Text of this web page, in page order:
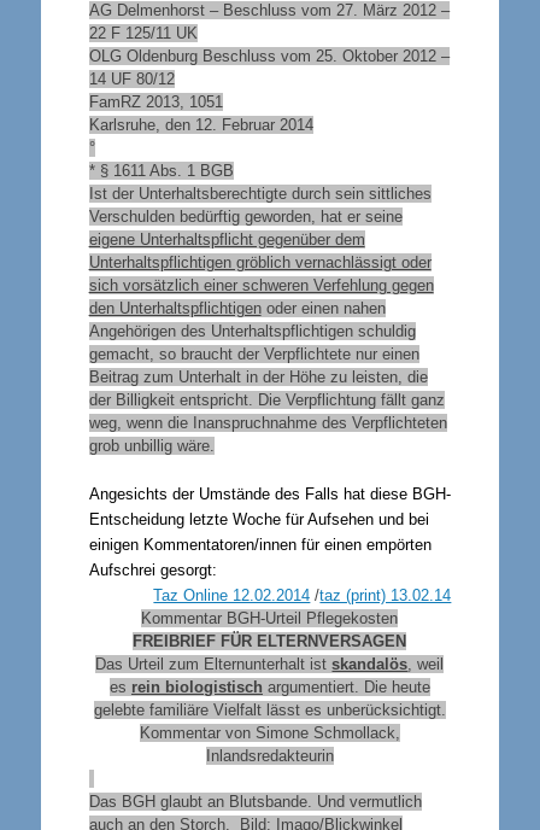
AG Delmenhorst – Beschluss vom 27. März 2012 –
22 F 125/11 UK
OLG Oldenburg Beschluss vom 25. Oktober 2012 –
14 UF 80/12
FamRZ 2013, 1051
Karlsruhe, den 12. Februar 2014
°
* § 1611 Abs. 1 BGB
Ist der Unterhaltsberechtigte durch sein sittliches
Verschulden bedürftig geworden, hat er seine
eigene Unterhaltspflicht gegenüber dem
Unterhaltspflichtigen gröblich vernachlässigt oder
sich vorsätzlich einer schweren Verfehlung gegen
den Unterhaltspflichtigenoder einen nahen
Angehörigen des Unterhaltspflichtigen schuldig
gemacht, so braucht der Verpflichtete nur einen
Beitrag zum Unterhalt in der Höhe zu leisten, die
der Billigkeit entspricht. Die Verpflichtung fällt ganz
weg, wenn die Inanspruchnahme des Verpflichteten
grob unbillig wäre.
Angesichts der Umstände des Falls hat diese BGH-
Entscheidung letzte Woche für Aufsehen und bei
einigen Kommentatoren/innen für einen empörten
Aufschrei gesorgt:
Taz Online 12.02.2014 /taz (print) 13.02.14
Kommentar BGH-Urteil Pflegekosten
FREIBRIEF FÜR ELTERNVERSAGEN
Das Urteil zum Elternunterhalt istskandalös, weil
es rein biologistisch argumentiert. Die heute
gelebte familiäre Vielfalt lässt es unberücksichtigt.
Kommentar von Simone Schmollack,
Inlandsredakteurin
Das BGH glaubt an Blutsbande. Und vermutlich
auch an den Storch. Bild: Imago/Blickwinkel